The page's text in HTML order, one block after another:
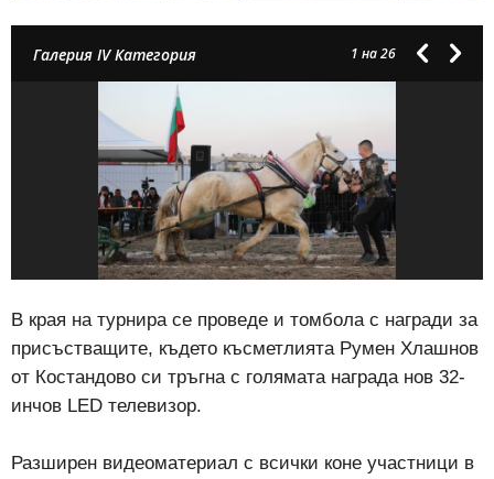
Галерия IV Категория 1 на 26
В края на турнира се проведе и томбола с награди за
присъстващите, където късметлията Румен Хлашнов
от Костандово си тръгна с голямата награда нов 32-
инчов LED телевизор.
Разширен видеоматериал с всички коне участници в